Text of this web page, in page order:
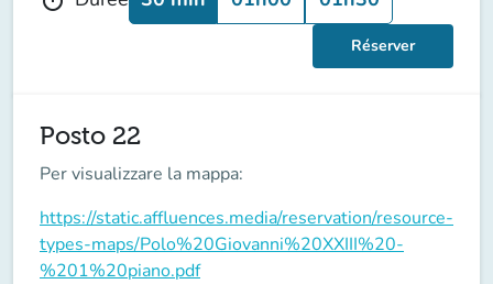
Réserver
Posto 22
Per visualizzare la mappa:
https://static.affluences.media/reservation/resource-
types-maps/Polo%20Giovanni%20XXIII%20-
%201%20piano.pdf